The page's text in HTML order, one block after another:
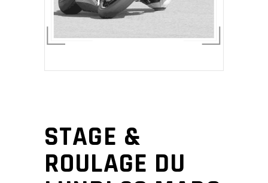
STAGE &
ROULAGE DU